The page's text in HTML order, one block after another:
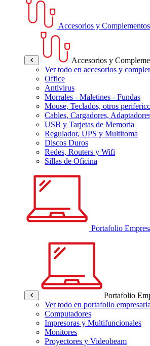
Accesorios y Complementos
Accesorios y
Ver todo en accesorios y
Office
Antivirus
Morrales - Maletines - Fundas
Mouse, Teclados, otros
Cables, Cargadores,
USB y Tarjetas de Memoria
Regulador, UPS y Multitoma
Discos Duros
Redes, Routers y Wifi
Sillas de Oficina
Portafolio
Portafolio
Ver todo en portafolio
Computadores
Impresoras y Multifuncionales
Monitores
Proyectores y Videobeam